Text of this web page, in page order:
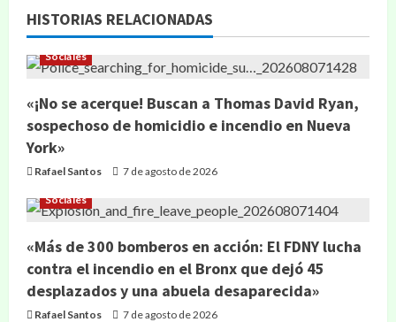
HISTORIAS RELACIONADAS
Sociales
«¡No se acerque! Buscan a Thomas David Ryan,
sospechoso de homicidio e incendio en Nueva
York»
Rafael Santos 7 de agosto de 2026
Sociales
«Más de 300 bomberos en acción: El FDNY lucha
contra el incendio en el Bronx que dejó 45
desplazados y una abuela desaparecida»
Rafael Santos 7 de agosto de 2026